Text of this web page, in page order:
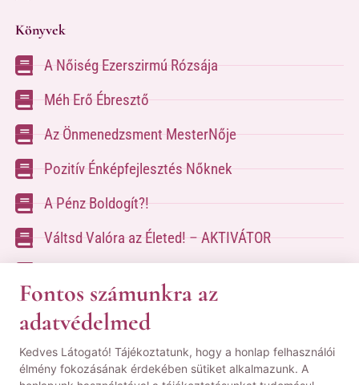
Könyvek
A Nőiség Ezerszirmú Rózsája
Méh Erő Ébresztő
Az Önmenedzsment MesterNője
Pozitív Énképfejlesztés Nőknek
A Pénz Boldogít?!
Váltsd Valóra az Életed! – AKTIVÁTOR
A kapcsolatfelvételhez kérlek tölsd ki az űrlapot
aKapcsolat oldalon
Fontos számunkra az
adatvédelmed
Kedves Látogató! Tájékoztatunk, hogy a honlap felhasználói
élmény fokozásának érdekében sütiket alkalmazunk. A